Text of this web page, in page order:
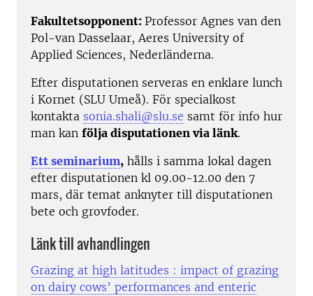
Fakultetsopponent: Professor Agnes van den
Pol-van Dasselaar, Aeres University of
Applied Sciences, Nederländerna.
Efter disputationen serveras en enklare lunch
i Kornet (SLU Umeå). För specialkost
kontakta sonia.shali@slu.se samt för info hur
man kan följa disputationen via länk.
Ett seminarium, hålls i samma lokal dagen
efter disputationen kl 09.00-12.00 den 7
mars, där temat anknyter till disputationen
bete och grovfoder.
Länk till avhandlingen
Grazing at high latitudes : impact of grazing
on dairy cows’ performances and enteric